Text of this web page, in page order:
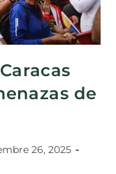
de
26, 2025